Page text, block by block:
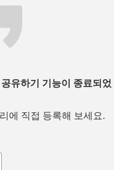
유하기 기능이 종료되었
에 직접 등록해 보세요.